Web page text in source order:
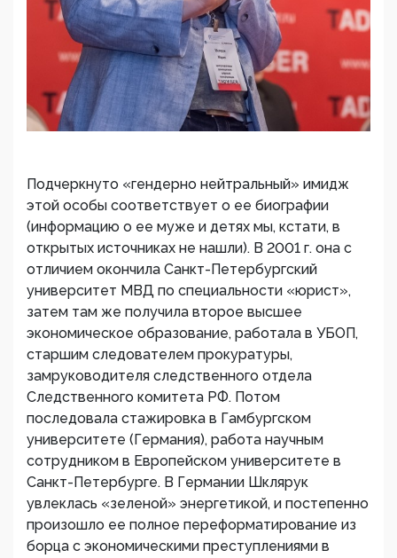
Подчеркнуто «гендерно нейтральный» имидж
этой особы соответствует о ее биографии
(информацию о ее муже и детях мы, кстати, в
открытых источниках не нашли). В 2001 г. она с
отличием окончила Санкт-Петербургский
университет МВД по специальности «юрист»,
затем там же получила второе высшее
экономическое образование, работала в УБОП,
старшим следователем прокуратуры,
замруководителя следственного отдела
Следственного комитета РФ. Потом
последовала стажировка в Гамбургском
университете (Германия), работа научным
сотрудником в Европейском университете в
Санкт-Петербурге. В Германии Шклярук
увлеклась «зеленой» энергетикой, и постепенно
произошло ее полное переформатирование из
борца с экономическими преступлениями в